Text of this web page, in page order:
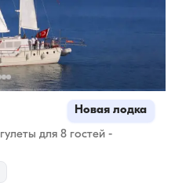
Новая лодка
для 8 гостей -